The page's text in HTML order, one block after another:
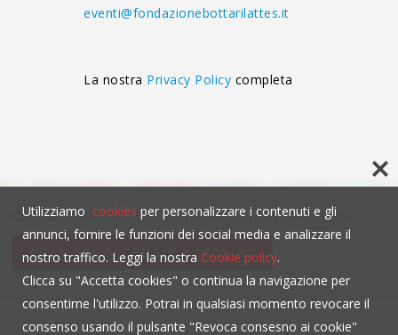
eventi@fondazionebottarilattes.it
La nostra Privacy Policy completa
Questo contenuto non è visibile senza l'uso dei cookies.
click per accettare i cookies
Utilizziamo cookies per personalizzare i contenuti e gli
annunci, fornire le funzioni dei social media e analizzare il
nostro traffico. Leggi la nostra Cookie policy.
Clicca su "Accetta cookies" o continua la navigazione per
consentirne l'utilizzo. Potrai in qualsiasi momento revocare il
consenso usando il pulsante "Revoca consesno ai cookie"